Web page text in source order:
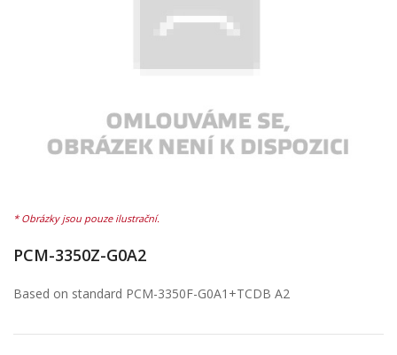
PCM-3350Z-G0A2
Based on standard PCM-3350F-G0A1+TCDB A2